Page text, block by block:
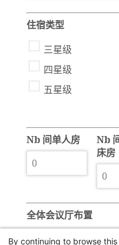
住宿类型
三星级
四星级
五星级
Nb 间单人房
Nb
床房
全体会议厅布置
U
By continuing to browse